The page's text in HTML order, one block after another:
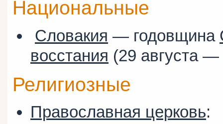
Национальные
Словакия — годовщина
восстания (29 августа —
Религиозные
Православная церковь: